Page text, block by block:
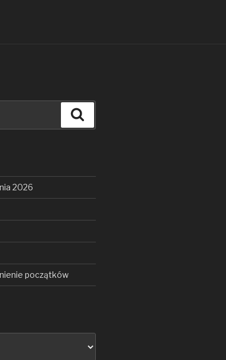
2026
początków